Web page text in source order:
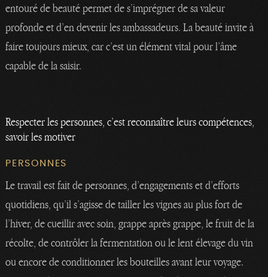
entouré de beauté permet de s’imprégner de sa valeur
profonde et d’en devenir les ambassadeurs. La beauté invite à
faire toujours mieux, car c’est un élément vital pour l’âme
capable de la saisir.
Respecter les personnes, c’est reconnaître leurs compétences,
savoir les motiver
PERSONNES
Le travail est fait de personnes, d’engagements et d’efforts
quotidiens, qu’il s’agisse de tailler les vignes au plus fort de
l’hiver, de cueillir avec soin, grappe après grappe, le fruit de la
récolte, de contrôler la fermentation ou le lent élevage du vin
ou encore de conditionner les bouteilles avant leur voyage.